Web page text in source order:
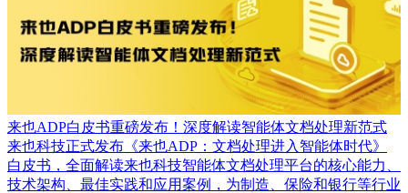
来也ADP白皮书重磅发布！深度解读智能体文档处理新范式
来也科技正式发布《来也ADP：文档处理进入智能体时代》
白皮书，全面解读来也科技智能体文档处理平台的核心能力、
技术架构、最佳实践和应用案例，为制造、保险和银行等行业